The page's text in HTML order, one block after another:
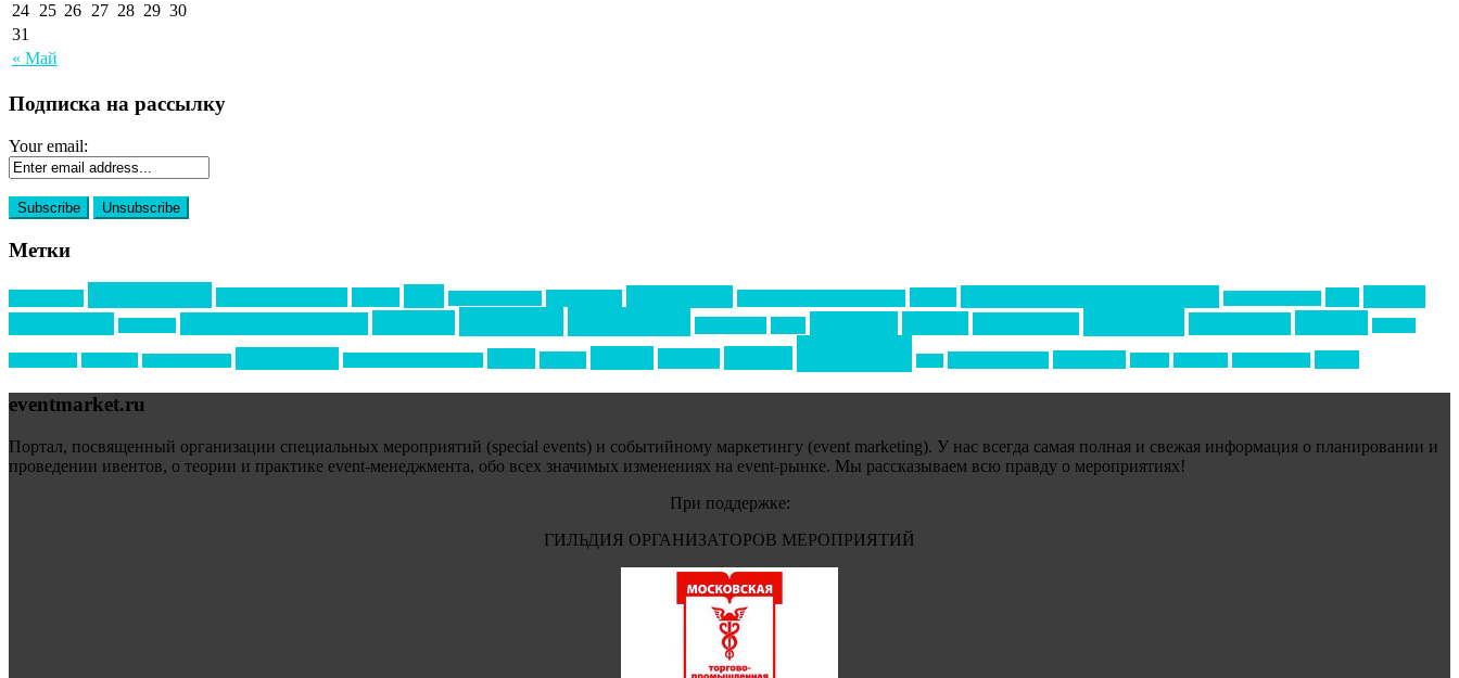
« Май
24 25 26 27 28 29 30
31
Подписка на рассылку
Your email:
Метки
eventmarket.ru
Портал, посвященный организации специальных мероприятий (special events) и событийному маркетингу (event marketing). У нас всегда самая полная и свежая информация о планировании и
проведении ивентов, о теории и практике event-менеджмента, обо всех значимых изменениях на event-рынке. Мы рассказываем всю правду о мероприятиях!
При поддержке:
ГИЛЬДИЯ ОРГАНИЗАТОРОВ МЕРОПРИЯТИЙ